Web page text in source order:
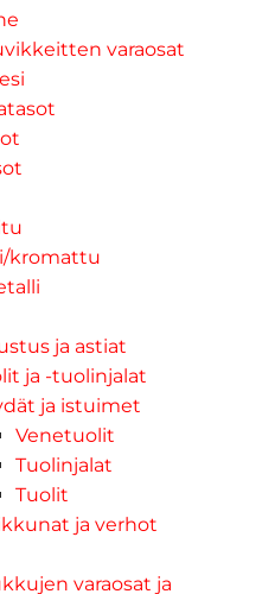
varaosat
kromattu
ja astiat
ja -tuolinjalat
ja istuimet
Venetuolit
Tuolinjalat
Tuolit
ja verhot
varaosat ja